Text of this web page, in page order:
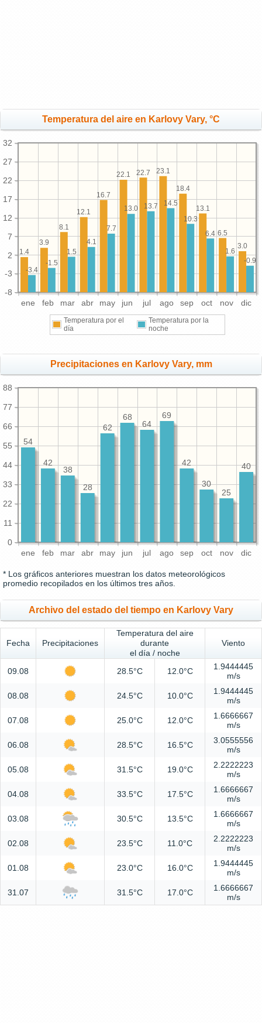
Temperatura del aire en Karlovy Vary, °C
ene feb mar abr may jun jul ago sep oct nov dic
-8
-3
2
7
12
17
22
27
32
3.0
6.5
13.1
18.4
23.1
22.7
22.1
16.7
12.1
8.1
3.9
1.4
-0.9
1.6
6.4
10.3
14.5
13.7
13.0
7.7
4.1
1.5
-1.5
-3.4
Temperatura por el
día
Temperatura por la
noche
Precipitaciones en Karlovy Vary, mm
ene feb mar abr may jun jul ago sep oct nov dic
0
11
22
33
44
55
66
77
88
40
25
30
42
69
64
68
62
28
38
42
54
* Los gráficos anteriores muestran los datos meteorológicos
promedio recopilados en los últimos tres años.
Archivo del estado del tiempo en Karlovy Vary
Fecha Precipitaciones
Temperatura del aire
durante
el día / noche
Viento
09.08 28.5°C 12.0°C
1.9444445
m/s
08.08 24.5°C 10.0°C
1.9444445
m/s
07.08 25.0°C 12.0°C
1.6666667
m/s
06.08 28.5°C 16.5°C
3.0555556
m/s
05.08 31.5°C 19.0°C
2.2222223
m/s
04.08 33.5°C 17.5°C
1.6666667
m/s
03.08 30.5°C 13.5°C
1.6666667
m/s
02.08 23.5°C 11.0°C
2.2222223
m/s
01.08 23.0°C 16.0°C
1.9444445
m/s
31.07 31.5°C 17.0°C
1.6666667
m/s